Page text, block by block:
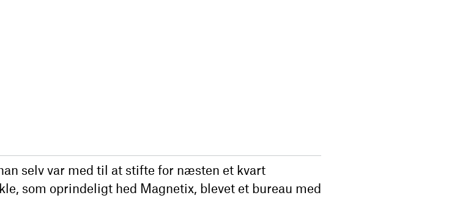
selv var med til at stifte for næsten et kvart
som oprindeligt hed Magnetix, blevet et bureau med